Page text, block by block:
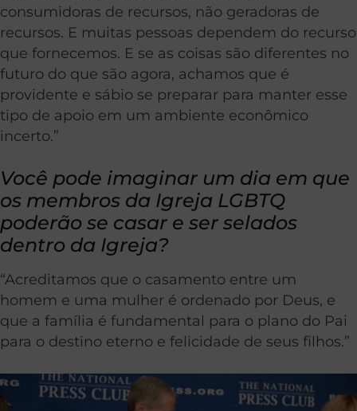
consumidoras de recursos, não geradoras de
recursos. E muitas pessoas dependem do recurso
que fornecemos. E se as coisas são diferentes no
futuro do que são agora, achamos que é
providente e sábio se preparar para manter esse
tipo de apoio em um ambiente econômico
incerto.”
Você pode imaginar um dia em que
os membros da Igreja LGBTQ
poderão se casar e ser selados
dentro da Igreja?
“Acreditamos que o casamento entre um
homem e uma mulher é ordenado por Deus, e
que a família é fundamental para o plano do Pai
para o destino eterno e felicidade de seus filhos.”